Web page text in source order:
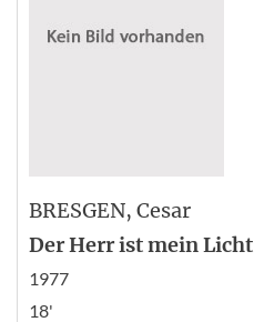
BRESGEN, Cesar
Der Herr ist mein Licht
1977
18'